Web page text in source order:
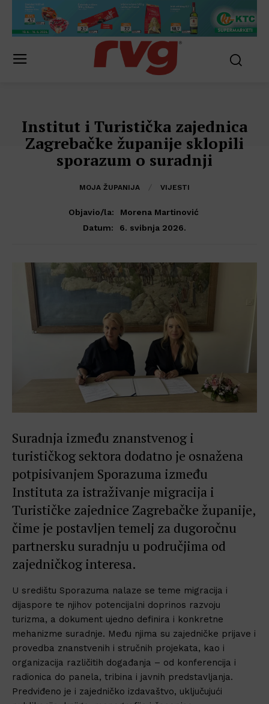
Institut i Turistička zajednica
Zagrebačke županije sklopili
sporazum o suradnji
MOJA ŽUPANIJA VIJESTI
Objavio/la:
Morena Martinović
Datum:
6. svibnja 2026.
Suradnja između znanstvenog i
turističkog sektora dodatno je osnažena
potpisivanjem Sporazuma između
Instituta za istraživanje migracija i
Turističke zajednice Zagrebačke županije,
čime je postavljen temelj za dugoročnu
partnersku suradnju u područjima od
zajedničkog interesa.
U središtu Sporazuma nalaze se teme migracija i
dijaspore te njihov potencijalni doprinos razvoju
turizma, a dokument ujedno definira i konkretne
mehanizme suradnje. Među njima su zajedničke prijave i
provedba znanstvenih i stručnih projekata, kao i
organizacija različitih događanja – od konferencija i
radionica do panela, tribina i javnih predstavljanja.
Predviđeno je i zajedničko izdavaštvo, uključujući